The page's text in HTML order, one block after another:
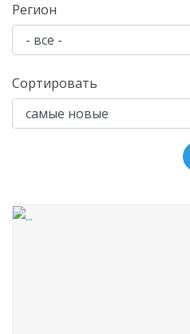
Регион
Сортировать